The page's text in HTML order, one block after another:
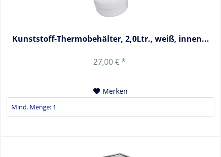
Kunststoff-Thermobehälter, 2,0Ltr., weiß, innen...
27,00 € *
Merken